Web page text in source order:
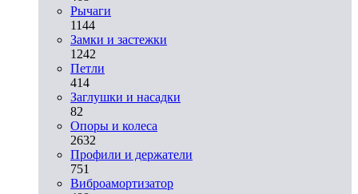
Рычаги
1144
Замки и застежки
1242
Петли
414
Заглушки и насадки
82
Опоры и колеса
2632
Профили и держатели
751
Виброамортизатор